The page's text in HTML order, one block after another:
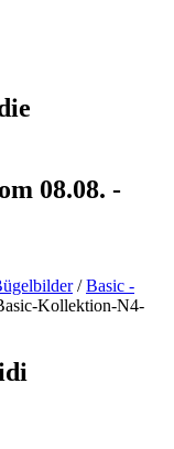
08.08. -
/Basic -
Kollektion-N4-